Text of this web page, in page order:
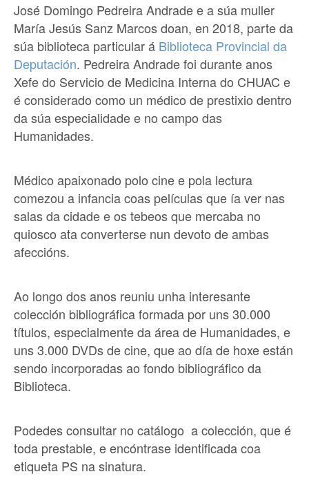
José Domingo Pedreira Andrade e a súa muller
María Jesús Sanz Marcos doan, en 2018, parte da
súa biblioteca particular á Biblioteca Provincial da
Deputación. Pedreira Andrade foi durante anos
Xefe do Servicio de Medicina Interna do CHUAC e
é considerado como un médico de prestixio dentro
da súa especialidade e no campo das
Humanidades.
Médico apaixonado polo cine e pola lectura
comezou a infancia coas películas que ía ver nas
salas da cidade e os tebeos que mercaba no
quiosco ata converterse nun devoto de ambas
afeccións.
Ao longo dos anos reuniu unha interesante
colección bibliográfica formada por uns 30.000
títulos, especialmente da área de Humanidades, e
uns 3.000 DVDs de cine, que ao día de hoxe están
sendo incorporadas ao fondo bibliográfico da
Biblioteca.
Podedes consultar no catálogo a colección, queé
toda prestable, e encóntrase identificada coa
etiqueta PS na sinatura.